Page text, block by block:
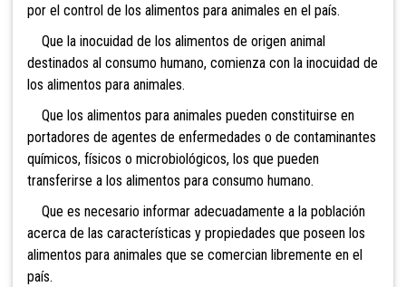
por el control de los alimentos para animales en el país.
Que la inocuidad de los alimentos de origen animal
destinados al consumo humano, comienza con la inocuidad de
los alimentos para animales.
Que los alimentos para animales pueden constituirse en
portadores de agentes de enfermedades o de contaminantes
químicos, físicos o microbiológicos, los que pueden
transferirse a los alimentos para consumo humano.
Que es necesario informar adecuadamente a la población
acerca de las características y propiedades que poseen los
alimentos para animales que se comercian libremente en el
país.